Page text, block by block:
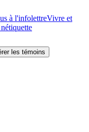
à l'infolettreVivre et
les témoins